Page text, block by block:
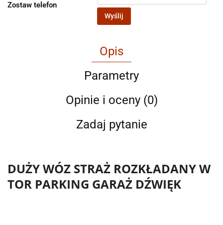
Zostaw telefon
Wyślij
Opis
Parametry
Opinie i oceny (0)
Zadaj pytanie
DUŻY WÓZ STRAŻ ROZKŁADANY W
TOR PARKING GARAŻ DŹWIĘK